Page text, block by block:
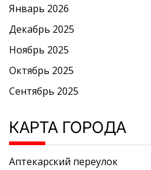
Январь 2026
Декабрь 2025
Ноябрь 2025
Октябрь 2025
Сентябрь 2025
КАРТА ГОРОДА
Аптекарский переулок